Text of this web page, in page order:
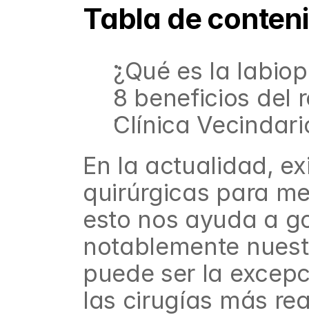
Tabla de
¿Qué es la
8 beneficios del
Clínica
En la actualidad,
quirúrgicas para
esto nos ayuda a
notablemente
puede ser la
las cirugías más